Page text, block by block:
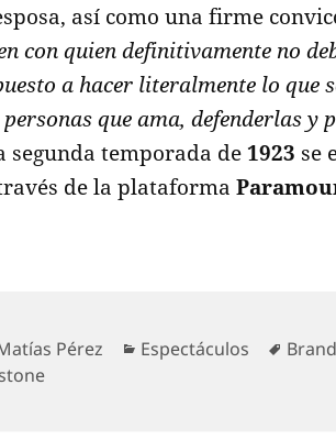
así como una firme
con quien definitivamente no
a hacer literalmente lo que
que ama, defenderlas y
segunda temporada de 1923 se
de la plataforma
Pérez Categorías
Espectáculos